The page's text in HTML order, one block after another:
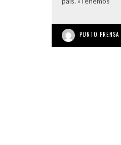
PUNTO PRENSA